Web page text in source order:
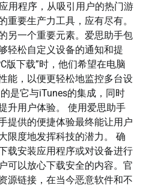
用程序，从吸引用户的热门游
重要生产力工具，应有尽有。
另一个重要元素。爱思助手包
轻松自定义设备的通知和提
版下载”时，他们希望在电脑
能，以便更轻松地监控多台设
是它与iTunes的集成，同时
升用户体验。 使用爱思助手
提供的便捷体验最终能让用户
限度地发挥科技的潜力。 确
载安装应用程序或对设备进行
可以放心下载安全的内容。官
源链接，在当今恶意软件和不